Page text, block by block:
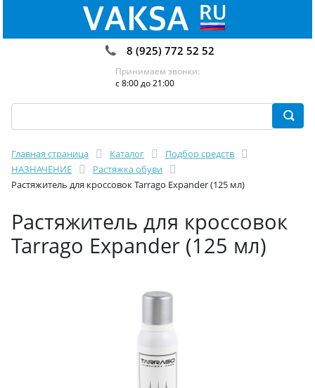
8 (925) 772 52 52
Принимаем звонки:
с 8:00 до 21:00
Главная страница Каталог
Подбор средств
НАЗНАЧЕНИЕ
Растяжка обуви
Растяжитель для кроссовок Tarrago Expander (125 мл)
Растяжитель для кроссовок
Tarrago Expander (125 мл)